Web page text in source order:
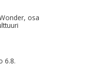
osa
6.8.